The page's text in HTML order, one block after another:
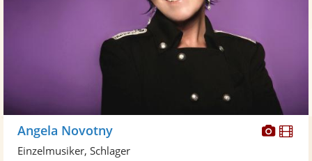
Angela Novotny
Einzelmusiker, Schlager